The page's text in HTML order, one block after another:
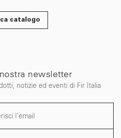
catalogo
newsletter
notizie ed eventi di Fir Italia